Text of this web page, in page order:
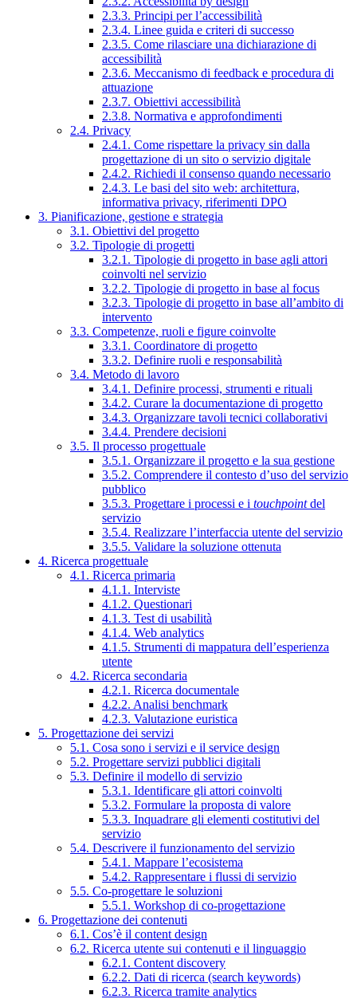
2.3.3. Principi per l’accessibilità
2.3.4. Linee guida e criteri di successo
2.3.5. Come rilasciare una dichiarazione di
accessibilità
2.3.6. Meccanismo di feedback e procedura di
attuazione
2.3.7. Obiettivi accessibilità
2.3.8. Normativa e approfondimenti
2.4. Privacy
2.4.1. Come rispettare la privacy sin dalla
progettazione di un sito o servizio digitale
2.4.2. Richiedi il consenso quando necessario
2.4.3. Le basi del sito web: architettura,
informativa privacy, riferimenti DPO
3. Pianificazione, gestione e strategia
3.1. Obiettivi del progetto
3.2. Tipologie di progetti
3.2.1. Tipologie di progetto in base agli attori
coinvolti nel servizio
3.2.2. Tipologie di progetto in base al focus
3.2.3. Tipologie di progetto in base all’ambito di
intervento
3.3. Competenze, ruoli e figure coinvolte
3.3.1. Coordinatore di progetto
3.3.2. Definire ruoli e responsabilità
3.4. Metodo di lavoro
3.4.1. Definire processi, strumenti e rituali
3.4.2. Curare la documentazione di progetto
3.4.3. Organizzare tavoli tecnici collaborativi
3.4.4. Prendere decisioni
3.5. Il processo progettuale
3.5.1. Organizzare il progetto e la sua gestione
3.5.2. Comprendere il contesto d’uso del servizio
pubblico
3.5.3. Progettare i processi e i touchpointdel
servizio
3.5.4. Realizzare l’interfaccia utente del servizio
3.5.5. Validare la soluzione ottenuta
4. Ricerca progettuale
4.1. Ricerca primaria
4.1.1. Interviste
4.1.2. Questionari
4.1.3. Test di usabilità
4.1.4. Web analytics
4.1.5. Strumenti di mappatura dell’esperienza
utente
4.2. Ricerca secondaria
4.2.1. Ricerca documentale
4.2.2. Analisi benchmark
4.2.3. Valutazione euristica
5. Progettazione dei servizi
5.1. Cosa sono i servizi e il service design
5.2. Progettare servizi pubblici digitali
5.3. Definire il modello di servizio
5.3.1. Identificare gli attori coinvolti
5.3.2. Formulare la proposta di valore
5.3.3. Inquadrare gli elementi costitutivi del
servizio
5.4. Descrivere il funzionamento del servizio
5.4.1. Mappare l’ecosistema
5.4.2. Rappresentare i flussi di servizio
5.5. Co-progettare le soluzioni
5.5.1. Workshop di co-progettazione
6. Progettazione dei contenuti
6.1. Cos’è il content design
6.2. Ricerca utente sui contenuti e il linguaggio
6.2.1. Content discovery
6.2.2. Dati di ricerca (search keywords)
6.2.3. Ricerca tramite analytics